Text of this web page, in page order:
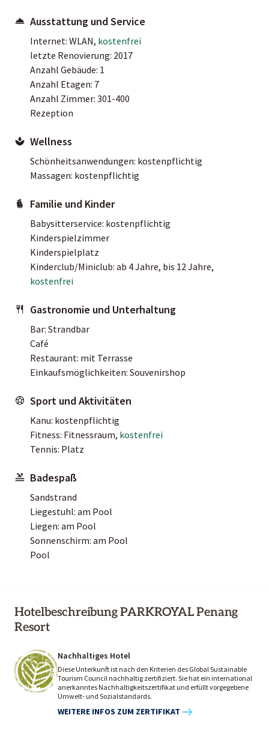
Ausstattung und Service
Internet: WLAN, kostenfrei
letzte Renovierung: 2017
Anzahl Gebäude: 1
Anzahl Etagen: 7
Anzahl Zimmer: 301-400
Rezeption
Wellness
Schönheitsanwendungen: kostenpflichtig
Massagen: kostenpflichtig
Familie und Kinder
Babysitterservice: kostenpflichtig
Kinderspielzimmer
Kinderspielplatz
Kinderclub/Miniclub: ab 4 Jahre, bis 12 Jahre,
kostenfrei
Gastronomie und Unterhaltung
Bar: Strandbar
Café
Restaurant: mit Terrasse
Einkaufsmöglichkeiten: Souvenirshop
Sport und Aktivitäten
Kanu: kostenpflichtig
Fitness: Fitnessraum, kostenfrei
Tennis: Platz
Badespaß
Sandstrand
Liegestuhl: am Pool
Liegen: am Pool
Sonnenschirm: am Pool
Pool
Hotelbeschreibung PARKROYAL Penang
Resort
Nachhaltiges Hotel
Diese Unterkunft ist nach den Kriterien des Global Sustainable
Tourism Council nachhaltig zertifiziert. Sie hat ein international
anerkanntes Nachhaltigkeitszertifikat und erfüllt vorgegebene
Umwelt- und Sozialstandards.
WEITERE INFOS ZUM ZERTIFIKAT